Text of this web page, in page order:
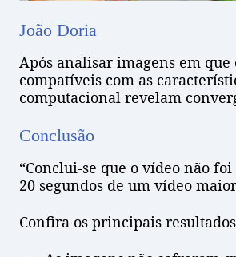
João Doria
Após analisar imagens em
compatíveis com as
computacional revelam
Conclusão
“Conclui-se que o vídeo não
20 segundos de um vídeo
Confira os principais